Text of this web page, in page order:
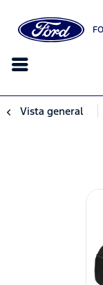
Vista general